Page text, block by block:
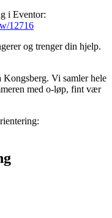
i Eventor:
12716
og trenger din hjelp.
Vi samler hele
med o-løp, fint vær